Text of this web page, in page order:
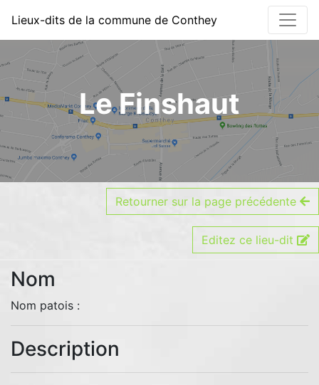
Détails du lieu-dit -
Lieux-dits de la commune de Conthey
Le Finshaut
Retourner sur la page précédente
Editez ce lieu-dit
Nom
Nom patois :
Description